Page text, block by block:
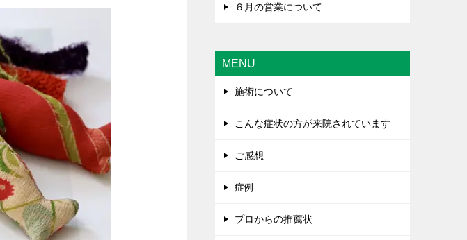
６月の営業について
MENU
施術について
こんな症状の方が来院されています
ご感想
症例
プロからの推薦状